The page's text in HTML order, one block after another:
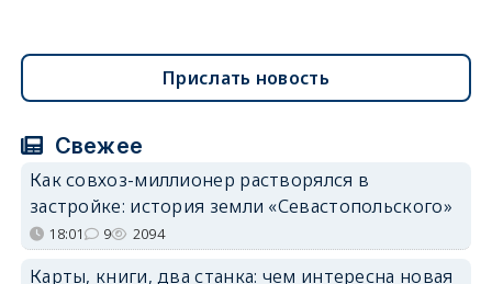
Прислать новость
Свежее
Как совхоз-миллионер растворялся в
застройке: история земли «Севастопольского»
18:01 9 2094
Карты, книги, два станка: чем интересна новая